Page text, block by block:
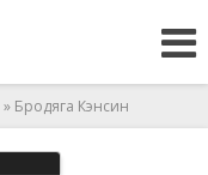
» Бродяга Кэнсин